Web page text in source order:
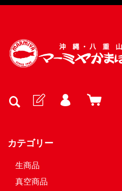
カテゴリー
生商品
真空商品